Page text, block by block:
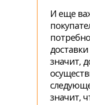
И еще
значит,
значит,